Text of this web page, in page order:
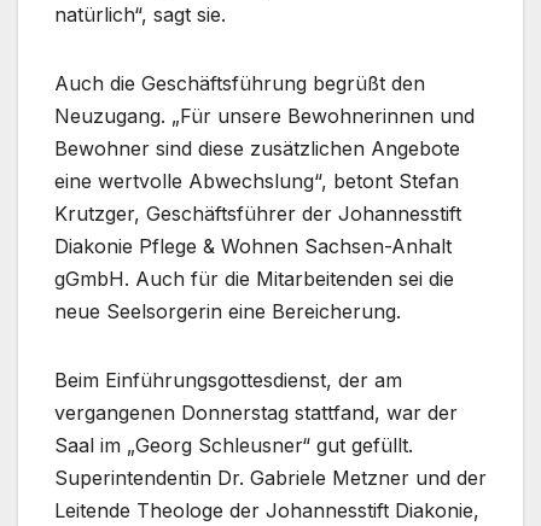
natürlich“, sagt sie.
Auch die Geschäftsführung begrüßt den
Neuzugang. „Für unsere Bewohnerinnen und
Bewohner sind diese zusätzlichen Angebote
eine wertvolle Abwechslung“, betont Stefan
Krutzger, Geschäftsführer der Johannesstift
Diakonie Pflege & Wohnen Sachsen-Anhalt
gGmbH. Auch für die Mitarbeitenden sei die
neue Seelsorgerin eine Bereicherung.
Beim Einführungsgottesdienst, der am
vergangenen Donnerstag stattfand, war der
Saal im „Georg Schleusner“ gut gefüllt.
Superintendentin Dr. Gabriele Metzner und der
Leitende Theologe der Johannesstift Diakonie,